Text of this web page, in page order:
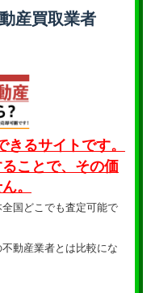
産買取業者
るサイトです。
ことで、その価
。
国どこでも査定可能で
動産業者とは比較にな